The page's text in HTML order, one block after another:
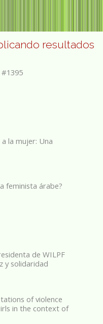
resultados
la mujer: Una
feminista árabe?
de WILPF
y solidaridad
of violence
in the context of